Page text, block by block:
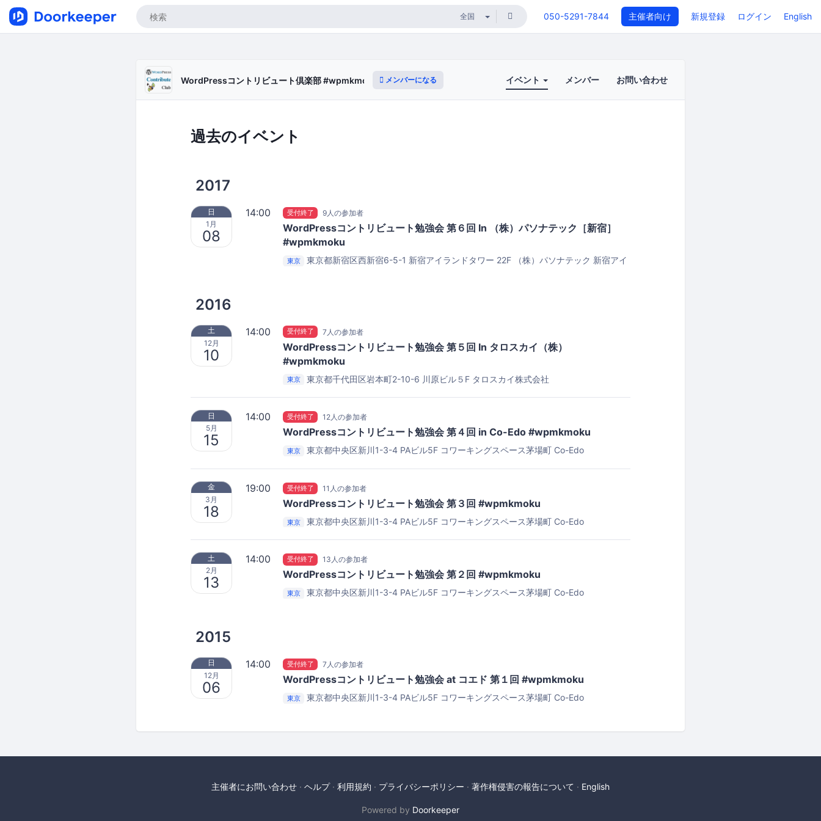
050-5291-7844 主催者向け 新規登録 ログイン English
WordPressコントリビュート倶楽部 #wpmkmoku メンバーになる イベント メンバー お問い合わせ
過去のイベント
2017
日
1月
08
14:00 受付終了 9人の参加者
WordPressコントリビュート勉強会 第６回 In （株）パソナテック［新宿］
#wpmkmoku
東京 東京都新宿区西新宿6-5-1 新宿アイランドタワー 22F
（株）パソナテック 新宿アイ
2016
土
12月
10
14:00 受付終了 7人の参加者
WordPressコントリビュート勉強会 第５回 In タロスカイ（株）
#wpmkmoku
東京 東京都千代田区岩本町2-10-6 川原ビル５F タロスカイ株式会社
日
5月
15
14:00 受付終了 12人の参加者
WordPressコントリビュート勉強会 第４回 in Co-Edo #wpmkmoku
東京 東京都中央区新川1-3-4 PAビル5F コワーキングスペース茅場町 Co-Edo
金
3月
18
19:00 受付終了 11人の参加者
WordPressコントリビュート勉強会 第３回 #wpmkmoku
東京 東京都中央区新川1-3-4 PAビル5F コワーキングスペース茅場町 Co-Edo
土
2月
13
14:00 受付終了 13人の参加者
WordPressコントリビュート勉強会 第２回 #wpmkmoku
東京 東京都中央区新川1-3-4 PAビル5F コワーキングスペース茅場町 Co-Edo
2015
日
12月
06
14:00 受付終了 7人の参加者
WordPressコントリビュート勉強会 at コエド 第１回 #wpmkmoku
東京 東京都中央区新川1-3-4 PAビル5F コワーキングスペース茅場町 Co-Edo
主催者にお問い合わせ ヘルプ 利用規約 プライバシーポリシー 著作権侵害の報告について English
Powered by Doorkeeper